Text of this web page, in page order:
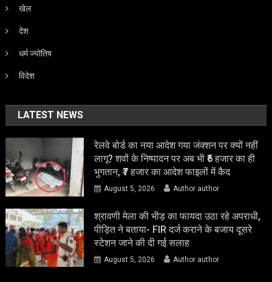
खेल
देश
धर्म ज्योतिष
विदेश
LATEST NEWS
रेलवे बोर्ड का नया आदेश गया जंक्शन पर क्यों नहीं
लागू? शवों के निष्पादन पर अब भी ₹5 हजार का ही
भुगतान, ₹7 हजार का आदेश फाइलों में कैद
August 5, 2026 Author author
श्रावणी मेला की भीड़ का फायदा उठा रहे अपराधी,
पीड़ित ने बताया- FIR दर्ज कराने के बजाय दूसरे
स्टेशन जाने की दी गई सलाह
August 5, 2026 Author author